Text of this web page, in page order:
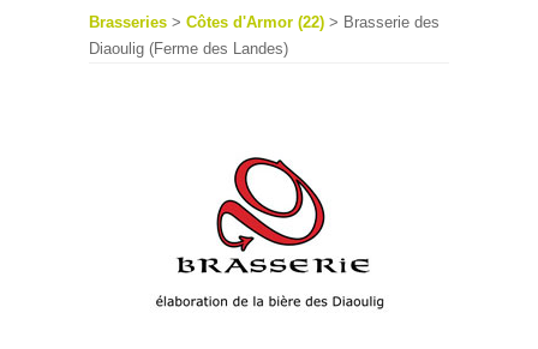
Brasseries > Côtes d'Armor (22) > Brasserie des
Diaoulig (Ferme des Landes)